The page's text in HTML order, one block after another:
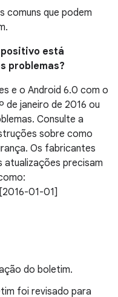
comuns que podem
está
problemas?
e o Android 6.0 com o
de janeiro de 2016 ou
Consulte a
sobre como
Os fabricantes
atualizações precisam
01-01]
do boletim.
foi revisado para